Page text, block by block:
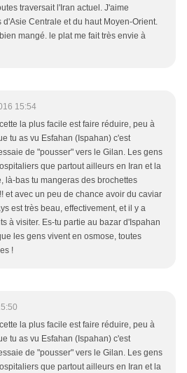
traversait l'Iran actuel. J'aime
d'Asie Centrale et du haut Moyen-Orient.
mangé. le plat me fait très envie à
15:54
la plus facile est faire réduire, peu à
tu as vu Esfahan (Ispahan) c'est
de "pousser" vers le Gilan. Les gens
que partout ailleurs en Iran et la
là-bas tu mangeras des brochettes
et avec un peu de chance avoir du caviar
est très beau, effectivement, et il y a
à visiter. Es-tu partie au bazar d'Ispahan
les gens vivent en osmose, toutes
!
la plus facile est faire réduire, peu à
tu as vu Esfahan (Ispahan) c'est
de "pousser" vers le Gilan. Les gens
que partout ailleurs en Iran et la